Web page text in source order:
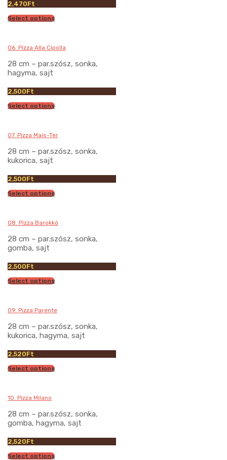
2,470Ft
Select options
06. Pizza Alla Cipolla
28 cm – par.szósz, sonka,
hagyma, sajt
2,500Ft
Select options
07. Pizza Mais-Ter
28 cm – par.szósz, sonka,
kukorica, sajt
2,500Ft
Select options
08. Pizza Barokkó
28 cm – par.szósz, sonka,
gomba, sajt
2,500Ft
Select options
09. Pizza Parente
28 cm – par.szósz, sonka,
kukorica, hagyma, sajt
2,520Ft
Select options
10. Pizza Milano
28 cm – par.szósz, sonka,
gomba, hagyma, sajt
2,520Ft
Select options